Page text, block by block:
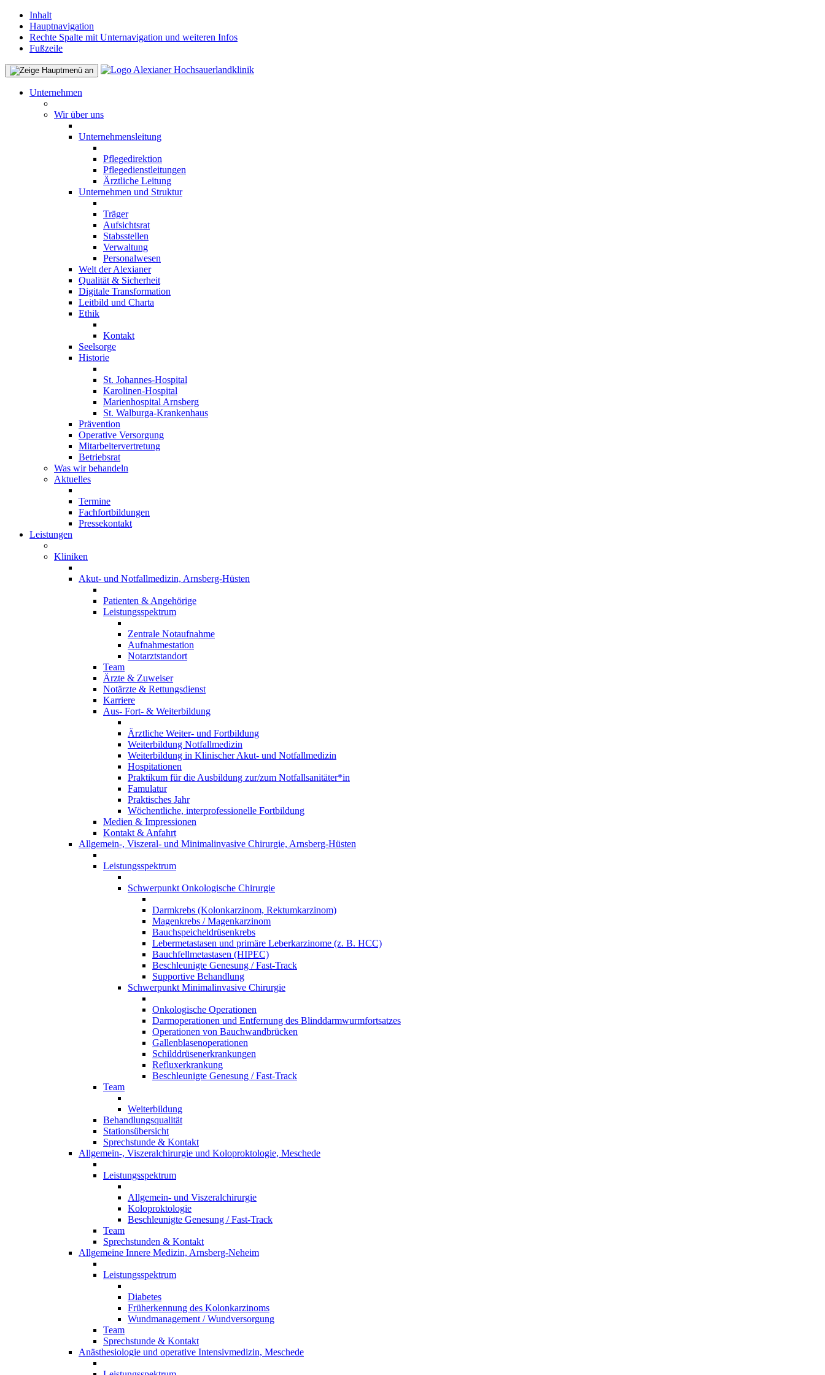
Inhalt
Hauptnavigation
Rechte Spalte mit Unternavigation und weiteren Infos
Fußzeile
Unternehmen
Wir über uns
Unternehmensleitung
Pflegedirektion
Pflegedienstleitungen
Ärztliche Leitung
Unternehmen und Struktur
Träger
Aufsichtsrat
Stabsstellen
Verwaltung
Personalwesen
Welt der Alexianer
Qualität & Sicherheit
Digitale Transformation
Leitbild und Charta
Ethik
Kontakt
Seelsorge
Historie
St. Johannes-Hospital
Karolinen-Hospital
Marienhospital Arnsberg
St. Walburga-Krankenhaus
Prävention
Operative Versorgung
Mitarbeitervertretung
Betriebsrat
Was wir behandeln
Aktuelles
Termine
Fachfortbildungen
Pressekontakt
Leistungen
Kliniken
Akut- und Notfallmedizin, Arnsberg-Hüsten
Patienten & Angehörige
Leistungsspektrum
Zentrale Notaufnahme
Aufnahmestation
Notarztstandort
Team
Ärzte & Zuweiser
Notärzte & Rettungsdienst
Karriere
Aus- Fort- & Weiterbildung
Ärztliche Weiter- und Fortbildung
Weiterbildung Notfallmedizin
Weiterbildung in Klinischer Akut- und Notfallmedizin
Hospitationen
Praktikum für die Ausbildung zur/zum Notfallsanitäter*in
Famulatur
Praktisches Jahr
Wöchentliche, interprofessionelle Fortbildung
Medien & Impressionen
Kontakt & Anfahrt
Allgemein-, Viszeral- und Minimalinvasive Chirurgie, Arnsberg-Hüsten
Leistungsspektrum
Schwerpunkt Onkologische Chirurgie
Darmkrebs (Kolonkarzinom, Rektumkarzinom)
Magenkrebs / Magenkarzinom
Bauchspeicheldrüsenkrebs
Lebermetastasen und primäre Leberkarzinome (z. B. HCC)
Bauchfellmetastasen (HIPEC)
Beschleunigte Genesung / Fast-Track
Supportive Behandlung
Schwerpunkt Minimalinvasive Chirurgie
Onkologische Operationen
Darmoperationen und Entfernung des Blinddarmwurmfortsatzes
Operationen von Bauchwandbrücken
Gallenblasenoperationen
Schilddrüsenerkrankungen
Refluxerkrankung
Beschleunigte Genesung / Fast-Track
Team
Weiterbildung
Behandlungsqualität
Stationsübersicht
Sprechstunde & Kontakt
Allgemein-, Viszeralchirurgie und Koloproktologie, Meschede
Leistungsspektrum
Allgemein- und Viszeralchirurgie
Koloproktologie
Beschleunigte Genesung / Fast-Track
Team
Sprechstunden & Kontakt
Allgemeine Innere Medizin, Arnsberg-Neheim
Leistungsspektrum
Diabetes
Früherkennung des Kolonkarzinoms
Wundmanagement / Wundversorgung
Team
Sprechstunde & Kontakt
Anästhesiologie und operative Intensivmedizin, Meschede